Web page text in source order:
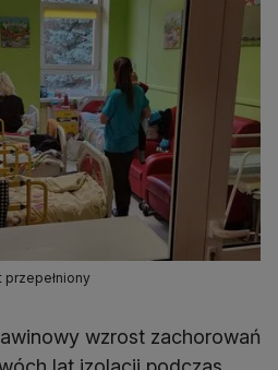
przepełniony
wzrost zachorowań